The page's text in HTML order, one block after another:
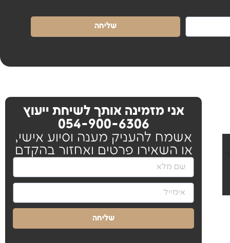
שליחה
אני מזמינה אותך לשיחת ייעוץ
054-900-6306
אשמח להעניק מענה וסיוע אישי,
או השאירו פרטים ואחזור בהקדם​
שליחה